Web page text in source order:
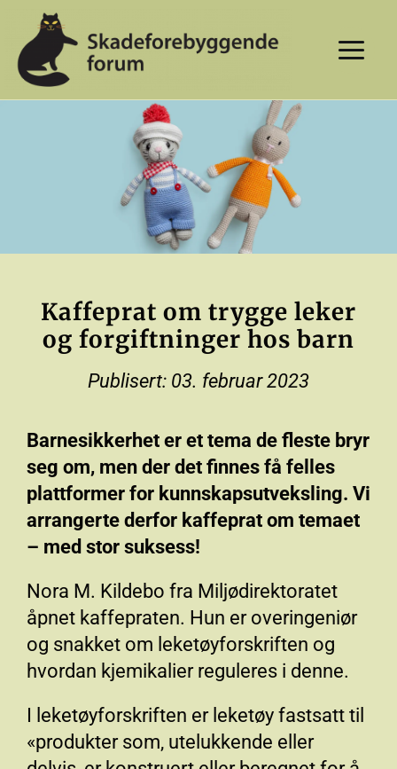
content
Kaffeprat om trygge leker
og forgiftninger hos barn
Publisert: 03. februar 2023
Barnesikkerhet er et tema de fleste bryr
seg om, men der det finnes få felles
plattformer for kunnskapsutveksling. Vi
arrangerte derfor kaffeprat om temaet
– med stor suksess!
Nora M. Kildebo fra Miljødirektoratet
åpnet kaffepraten. Hun er overingeniør
og snakket om leketøyforskriften og
hvordan kjemikalier reguleres i denne.
I leketøyforskriften er leketøy fastsatt til
«produkter som, utelukkende eller